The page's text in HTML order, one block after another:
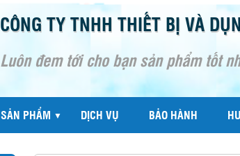
CÔNG TY TNHH THIẾT BỊ VÀ
Luôn đem tới cho bạn sản phẩm tốt
SẢN PHẨM ▼ DỊCH VỤ BẢO HÀNH